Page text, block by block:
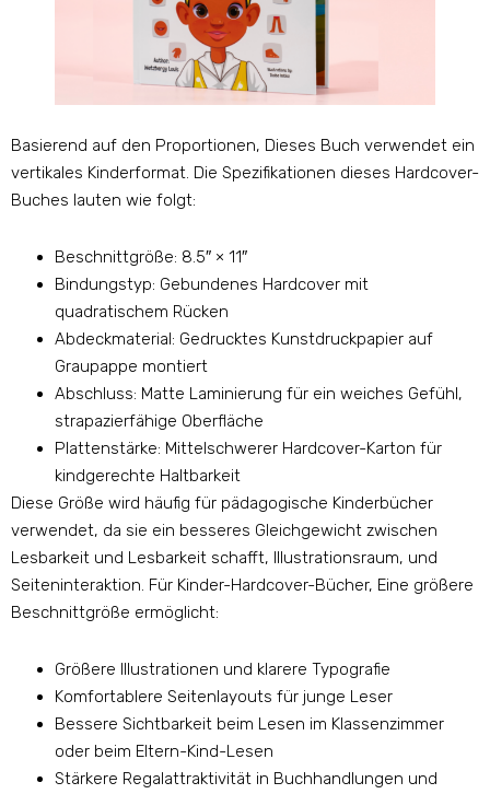
Basierend auf den Proportionen, Dieses Buch verwendet ein
vertikales Kinderformat. Die Spezifikationen dieses Hardcover-
Buches lauten wie folgt:
Beschnittgröße: 8.5″ × 11″
Bindungstyp: Gebundenes Hardcover mit
quadratischem Rücken
Abdeckmaterial: Gedrucktes Kunstdruckpapier auf
Graupappe montiert
Abschluss: Matte Laminierung für ein weiches Gefühl,
strapazierfähige Oberfläche
Plattenstärke: Mittelschwerer Hardcover-Karton für
kindgerechte Haltbarkeit
Diese Größe wird häufig für pädagogische Kinderbücher
verwendet, da sie ein besseres Gleichgewicht zwischen
Lesbarkeit und Lesbarkeit schafft, Illustrationsraum, und
Seiteninteraktion. Für Kinder-Hardcover-Bücher, Eine größere
Beschnittgröße ermöglicht:
Größere Illustrationen und klarere Typografie
Komfortablere Seitenlayouts für junge Leser
Bessere Sichtbarkeit beim Lesen im Klassenzimmer
oder beim Eltern-Kind-Lesen
Stärkere Regalattraktivität in Buchhandlungen und